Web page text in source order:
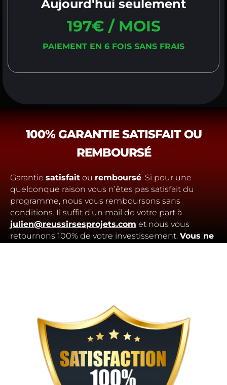
Aujourd'hui seulement
197€ / MOIS
PAIEMENT EN 6 FOIS SANS FRAIS
100% GARANTIE SATISFAIT OU
REMBOURSÉ
Garantie satisfait ou remboursé. Si pour une
quelconque raison vous n’êtes pas satisfait du
programme, nous vous remboursons sans
conditions. Il suffit d’un mail de votre part à
julien@reussirsesprojets.com et nous vous
retournons 100% de votre investissement. Vous ne